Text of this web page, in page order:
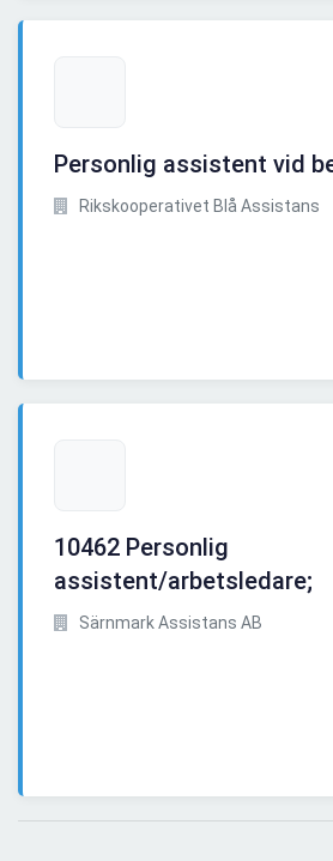
Personlig assistent vid
Rikskooperativet Blå Assistans
10462 Personlig
assistent/arbetsledare;
Särnmark Assistans AB